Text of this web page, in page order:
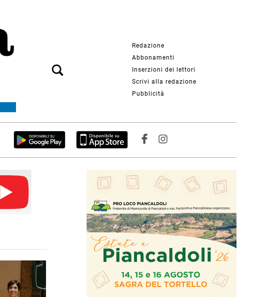
Redazione
Abbonamenti
Inserzioni dei lettori
Scrivi alla redazione
Pubblicità